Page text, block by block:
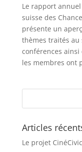
Le rapport
suisse des
présente un
thèmes traités au
conférences
les membres ont
Articles
Le projet